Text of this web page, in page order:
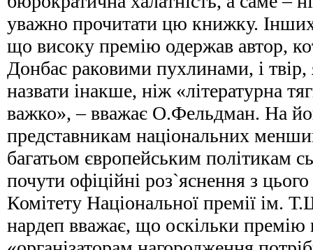
уважно прочитати цю книжку.
що високу премію одержав автор,
Донбас раковими пухлинами, і
назвати інакше, ніж «літературна
важко», – вважає О.Фельдман. На
представникам національних
багатьом європейським політикам
почути офіційні роз`яснення з
Комітету Національної премії ім.
нардеп вважає, що оскільки